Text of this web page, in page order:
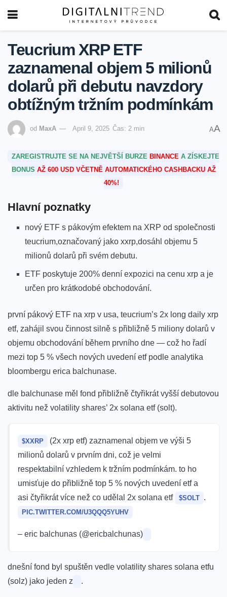
Teucrium XRP ETF
zaznamenal objem 5 milionů
dolarů při debutu navzdory
obtížným tržním podmínkám
od MaxA April 9, 2025 Čas: 2 min AA
ZAREGISTRUJTE SE NA NEJVĚTŠÍ BURZE BINANCE A ZÍSKEJTE
BONUS AŽ 600 USD VČETNĚ AUTOMATICKÉHO CASHBACKU AŽ
40%!
Hlavní poznatky
nový ETF s pákovým efektem na XRP od společnosti
teucrium,označovaný jako xxrp,dosáhl objemu 5
milionů dolarů při svém debutu.
ETF poskytuje 200% denní expozici na cenu xrp a je
určen pro krátkodobé obchodování.
první pákový ETF na xrp v usa, teucrium’s 2x long daily xrp
etf, zahájil svou činnost silně s přibližně 5 miliony dolarů v
objemu obchodování během prvního dne — což ho řadí
mezi top 5 % všech nových uvedení etf podle analytika
bloombergu erica balchunase.
dle balchunase měl fond přibližně čtyřikrát vyšší debutovou
aktivitu než volatility shares’ 2x solana etf (solt).
$XXRP
(2x xrp etf) zaznamenal objem ve výši 5
milionů dolarů v prvním dni, což je velmi
respektabilní vzhledem k tržním podmínkám. to ho
umisťuje do přibližně top 5 % nových uvedení etf a
asi čtyřikrát více než co udělal 2x solana etf
$SOLT .
PIC.TWITTER.COM/U3QQQ5YUHV
– eric balchunas (@ericbalchunas)
dnešní fond byl spuštěn vedle volatility shares solana etfu
(solz) jako jeden z
.